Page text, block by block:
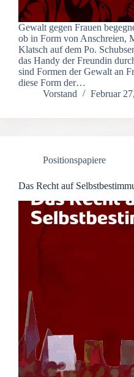
Gewalt gegen Frauen
ob in Form von Anschreien,
Klatsch auf dem Po.
das Handy der Freundin
sind Formen der Gewalt an
diese Form der…
Vorstand
Februar
Positionspapiere
Das Recht auf